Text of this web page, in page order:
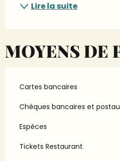
Lire la suite
MOYENS DE
Cartes bancaires
Chèques bancaires et
Espèces
Tickets Restaurant